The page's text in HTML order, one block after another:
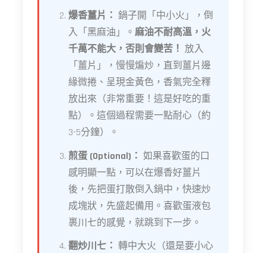
爆香薑片： 鍋子開「中小火」，倒
入「黑麻油」。麻油不耐高溫，火
千萬不能大，否則會變苦！ 放入
「薑片」，慢慢煸炒，直到薑片邊
緣微捲、呈現金黃色，香氣完全釋
放出來（非常重要！這是好吃的重
點）。這個過程需要一點耐心（約
3-5分鐘）。
煎蛋 (Optional)： 如果喜歡蛋的口
感明顯一點，可以在爆香好薑片
後，先把蛋打散倒入鍋中，快速炒
成塊狀，先盛起備用。喜歡蛋液包
裹川七的感覺，就跳到下一步。
翻炒川七： 轉中大火（還是要小心